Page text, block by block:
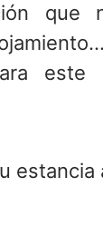
que
estancia